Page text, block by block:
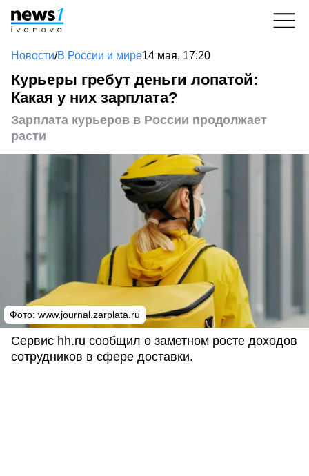
Новости/В России и мире14 мая, 17:20
Курьеры гребут деньги лопатой:
Какая у них зарплата?
Зарплата курьеров в России продолжает
расти
Фото: www.journal.zarplata.ru
Сервис hh.ru сообщил о заметном росте доходов
сотрудников в сфере доставки.